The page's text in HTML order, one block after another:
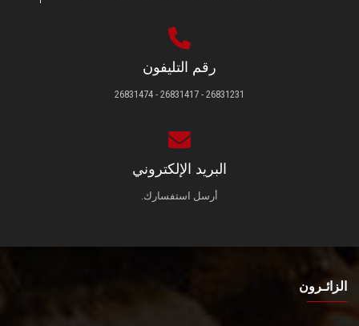
رقم التليفون
26831231 - 26831417 - 26831474
البريد الإلكتروني
أرسل استفسارك.
الزائـرون